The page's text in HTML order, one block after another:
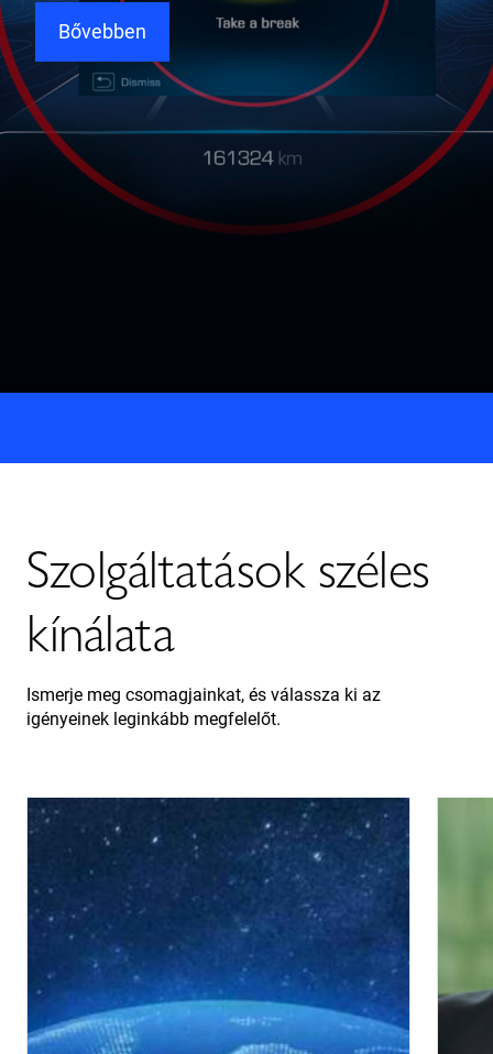
Bővebben
Szolgáltatások széles
kínálata
Ismerje meg csomagjainkat, és válassza ki az
igényeinek leginkább megfelelőt.